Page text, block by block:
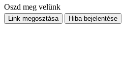
Oszd meg velünk
Link megosztása Hiba bejelentése